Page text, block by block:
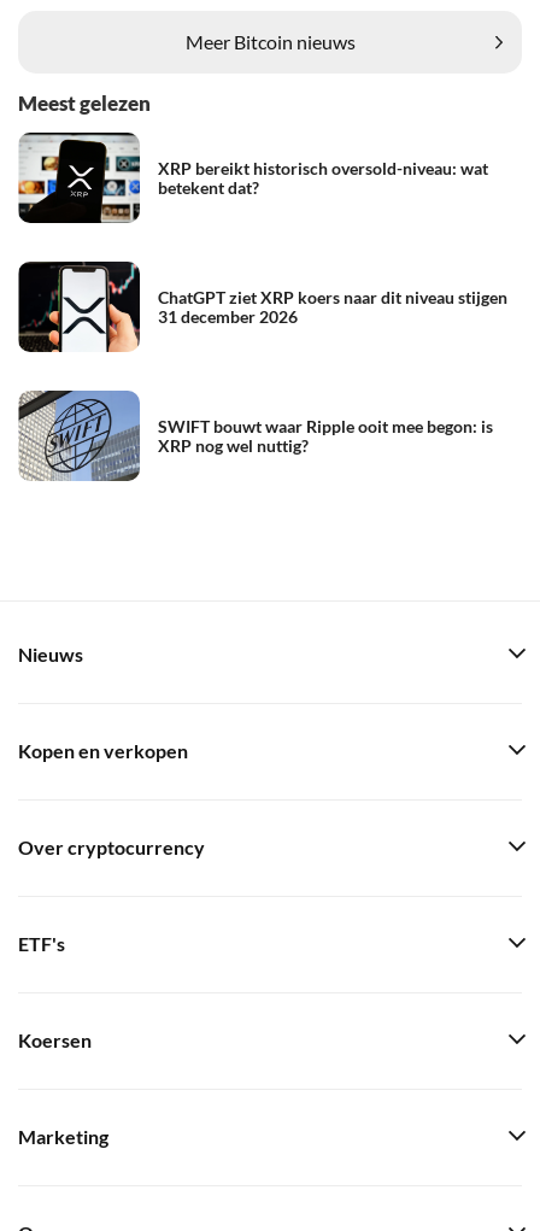
Meer Bitcoin nieuws
Meest gelezen
XRP bereikt historisch oversold-niveau: wat
betekent dat?
ChatGPT ziet XRP koers naar dit niveau stijgen
31 december 2026
SWIFT bouwt waar Ripple ooit mee begon: is
XRP nog wel nuttig?
Nieuws
Kopen en verkopen
Over cryptocurrency
ETF's
Koersen
Marketing